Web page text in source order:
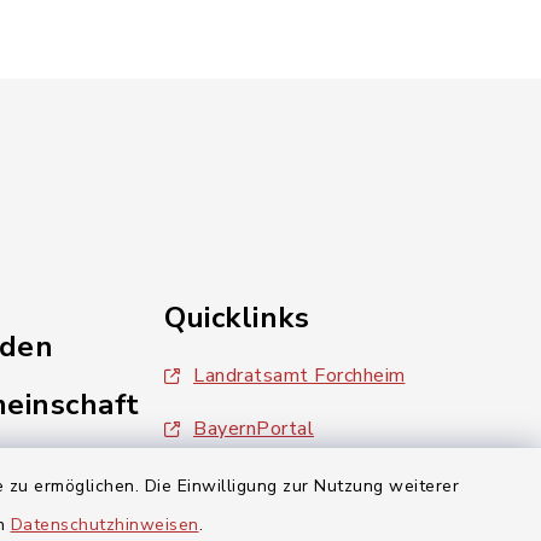
ermöglichen. Die Einwilligung zur Nutzung weiterer
Datenschutzhinweisen.
Quicklinks
Landratsamt Forchheim
BayernPortal
inixmedia